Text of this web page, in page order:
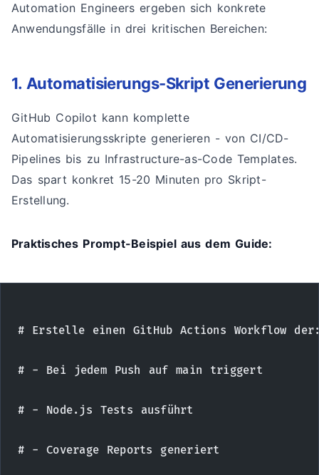
Automation Engineers ergeben sich konkrete
Anwendungsfälle in drei kritischen Bereichen:
1. Automatisierungs-Skript Generierung
GitHub Copilot kann komplette
Automatisierungsskripte generieren - von CI/CD-
Pipelines bis zu Infrastructure-as-Code Templates.
Das spart konkret 15-20 Minuten pro Skript-
Erstellung.
Praktisches Prompt-Beispiel aus dem Guide:
# Erstelle einen GitHub Actions Workflow
# - Bei jedem Push auf main triggert
# - Node.js Tests ausführt
# - Coverage Reports generiert